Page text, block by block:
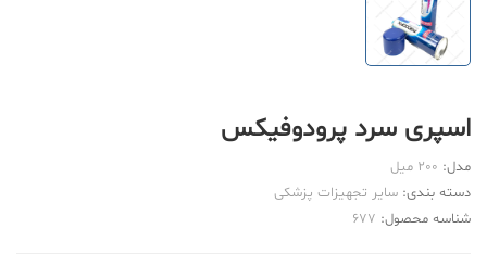
اسپری سرد پرودوفیکس
مدل: 200 میل
دسته بندی: سایر تجهیزات پزشکی
شناسه محصول: 677